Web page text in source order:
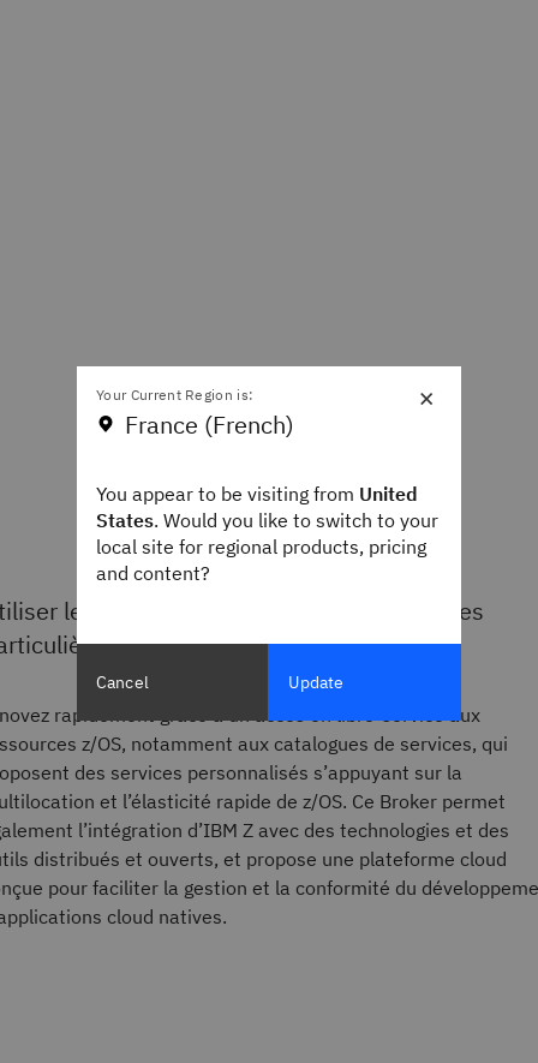
les ressources z/OS sans compétences
rapidement grâce à un accès en libre-service aux
z/OS, notamment aux catalogues de services, qui
des services personnalisés s’appuyant sur la
et l’élasticité rapide de z/OS. Ce Broker permet
l’intégration d’IBM Z avec des technologies et des
distribués et ouverts, et propose une plateforme cloud
pour faciliter la gestion et la conformité du
cloud natives.
×
Your Current Region is:
France (French)
You appear to be visiting from United
States. Would you like to switch to your
local site for regional products, pricing
and content?
Cancel Update